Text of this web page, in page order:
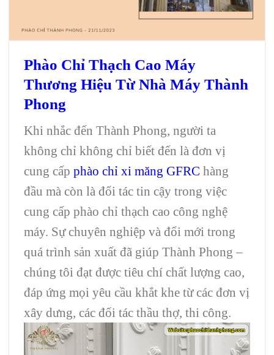
Phào Chỉ Thạch Cao Máy
Thương Hiệu Từ Nhà Máy Thành
Phong
Khi nhắc đến Thành Phong, người ta
không chỉ không chỉ biết đến là đơn vị
cung cấp phào chỉ xi măng GFRC hàng
đầu mà còn là đối tác tin cậy trong việc
cung cấp phào chỉ thạch cao công nghệ
máy. Sự chuyên nghiệp và đổi mới trong
quá trình sản xuất đã giúp Thành Phong –
chúng tôi đạt được tiêu chí chất lượng cao,
đáp ứng mọi yêu cầu khắt khe từ các đơn vị
xây dưng, các đối tác thầu thợ, thi công.